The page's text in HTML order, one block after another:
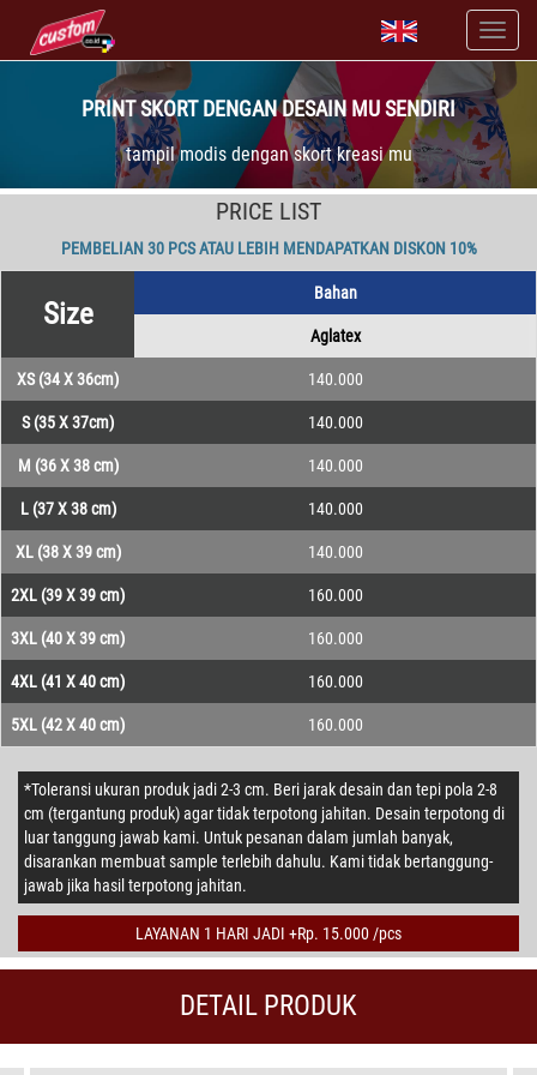
PRINT SKORT DENGAN DESAIN MU SENDIRI
tampil modis dengan skort kreasi mu
PRICE LIST
PEMBELIAN 30 PCS ATAU LEBIH MENDAPATKAN DISKON 10%
Size
Bahan
Aglatex
XS (34 X 36cm) 140.000
S (35 X 37cm) 140.000
M (36 X 38 cm) 140.000
L (37 X 38 cm) 140.000
XL (38 X 39 cm) 140.000
2XL (39 X 39 cm) 160.000
3XL (40 X 39 cm) 160.000
4XL (41 X 40 cm) 160.000
5XL (42 X 40 cm) 160.000
*Toleransi ukuran produk jadi 2-3 cm. Beri jarak desain dan tepi pola 2-8
cm (tergantung produk) agar tidak terpotong jahitan. Desain terpotong di
luar tanggung jawab kami. Untuk pesanan dalam jumlah banyak,
disarankan membuat sample terlebih dahulu. Kami tidak bertanggung-
jawab jika hasil terpotong jahitan.
LAYANAN 1 HARI JADI +Rp. 15.000 /pcs
DETAIL PRODUK